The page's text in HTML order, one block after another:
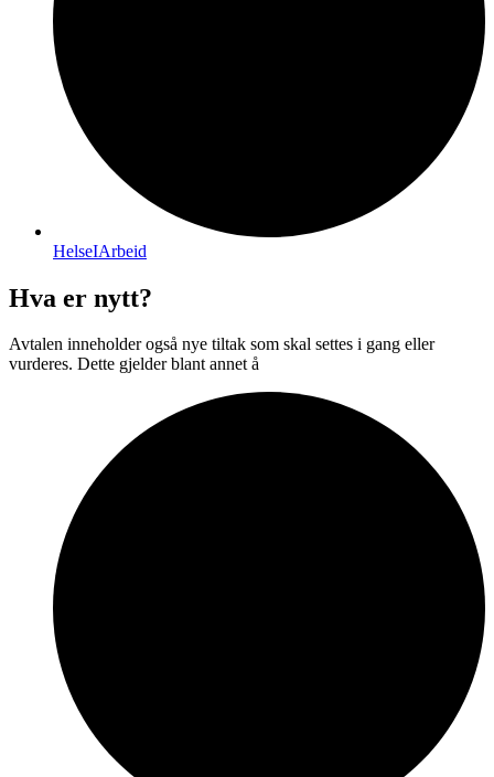
HelseIArbeid
Hva er nytt?
Avtalen inneholder også nye tiltak som skal settes i gang eller
vurderes. Dette gjelder blant annet å